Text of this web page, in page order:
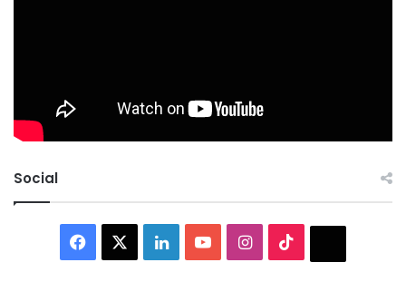
Social
Facebook LinkedInYouTubeInstagram